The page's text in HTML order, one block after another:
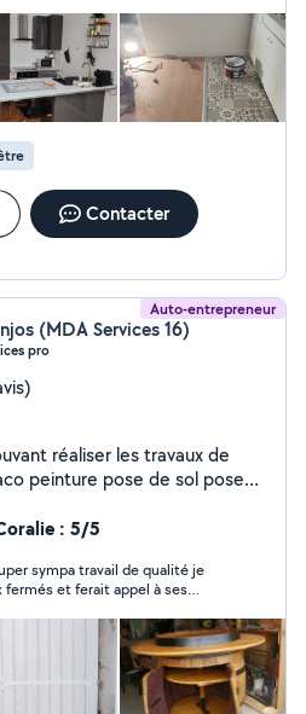
Contacter
Auto-entrepreneur
(MDA Services 16)
pro
réaliser les travaux de
peinture pose de sol pose
: 5/5
sympa travail de qualité je
et ferait appel à ses